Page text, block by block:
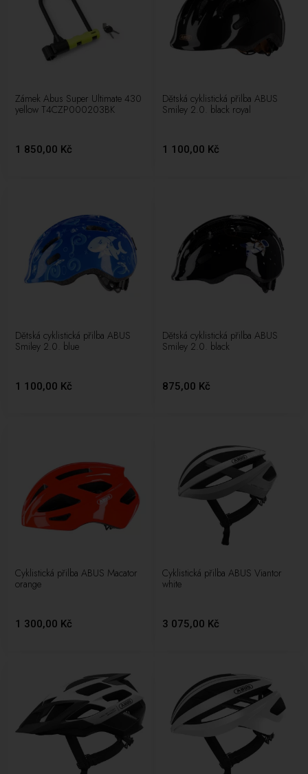
Zámek Abus Super Ultimate 430
yellow T4CZP000203BK
1 850,00 Kč
Dětská cyklistická přilba ABUS
Smiley 2.0. black royal
1 100,00 Kč
Dětská cyklistická přilba ABUS
Smiley 2.0. blue
1 100,00 Kč
Dětská cyklistická přilba ABUS
Smiley 2.0. black
875,00 Kč
Cyklistická přilba ABUS Macator
orange
1 300,00 Kč
Cyklistická přilba ABUS Viantor
white
3 075,00 Kč